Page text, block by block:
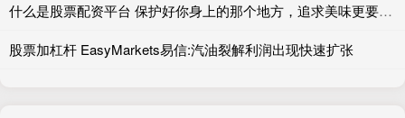
什么是股票配资平台 保护好你身上的那个地方，追求美味更要注重健康！
股票加杠杆 EasyMarkets易信:汽油裂解利润出现快速扩张